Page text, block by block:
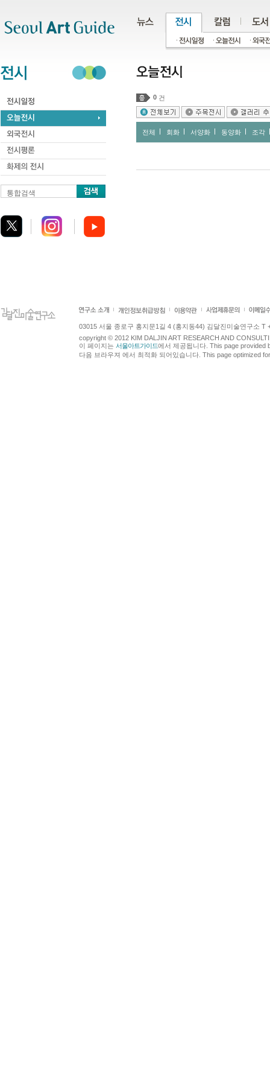
통합검색
0 건
전체 회화 서양화 동양화 조각
03015 서울 종로구 홍지문1길 4 (홍지동44) 김달진미술연구소 T
copyright © 2012 KIM DALJIN ART RESEARCH AND
이 페이지는 서울아트가이드에서 제공됩니다. This page provided
다음 브라우져 에서 최적화 되어있습니다. This page optimized